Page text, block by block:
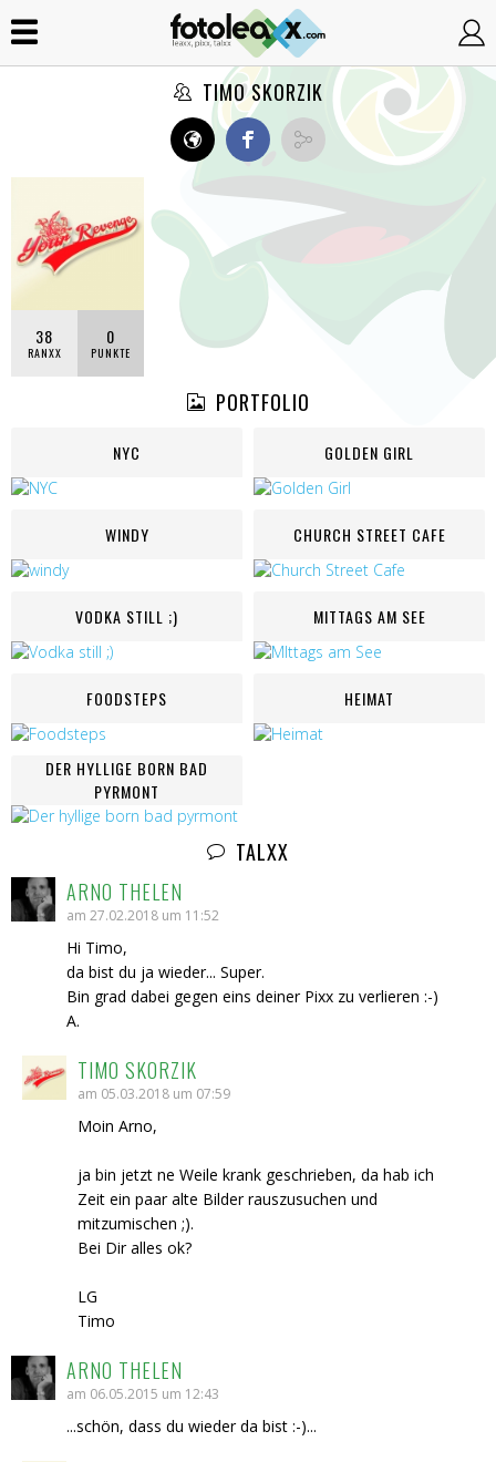
TIMO SKORZIK
38
RANXX
0
PUNKTE
PORTFOLIO
NYC GOLDEN GIRL
WINDY CHURCH STREET CAFE
VODKA STILL ;) MITTAGS AM SEE
FOODSTEPS HEIMAT
DER HYLLIGE BORN BAD
PYRMONT
TALXX
ARNO THELEN
am 27.02.2018 um 11:52
Hi Timo,
da bist du ja wieder... Super.
Bin grad dabei gegen eins deiner Pixx zu verlieren :-)
A.
TIMO SKORZIK
am 05.03.2018 um 07:59
Moin Arno,
ja bin jetzt ne Weile krank geschrieben, da hab ich
Zeit ein paar alte Bilder rauszusuchen und
mitzumischen ;).
Bei Dir alles ok?
LG
Timo
ARNO THELEN
am 06.05.2015 um 12:43
...schön, dass du wieder da bist :-)...